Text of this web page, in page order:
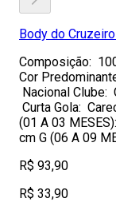
Body do
Composição:
Cor
Nacional Clube:
Curta Gola:
(01 A 03
cm G (06 A 09
R$ 93,90
R$ 33,90